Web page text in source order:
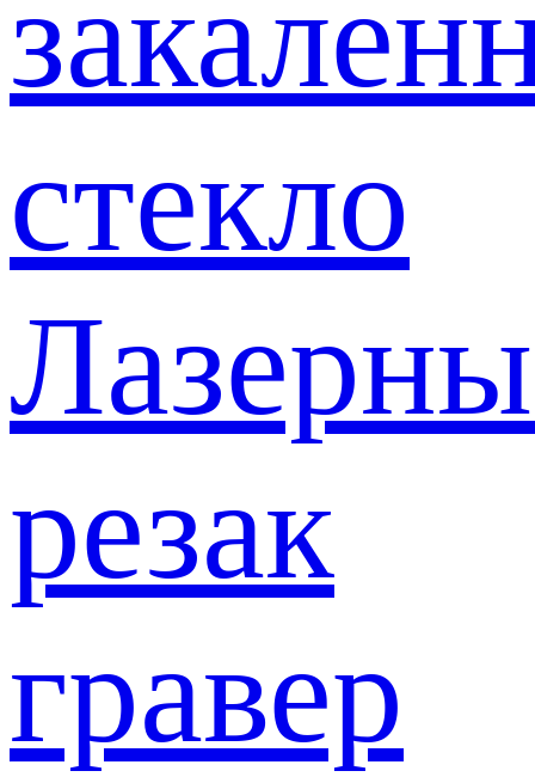
стекло
резак
гравер